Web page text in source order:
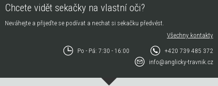
Chcete vidět sekačky na vlastní oči?
Neváhejte a přijeďte se podívat a nechat si sekačku předvést.
Všechny kontakty
Po - Pá: 7:30 - 16:00
+420 739 485 372
info@anglicky-travnik.cz